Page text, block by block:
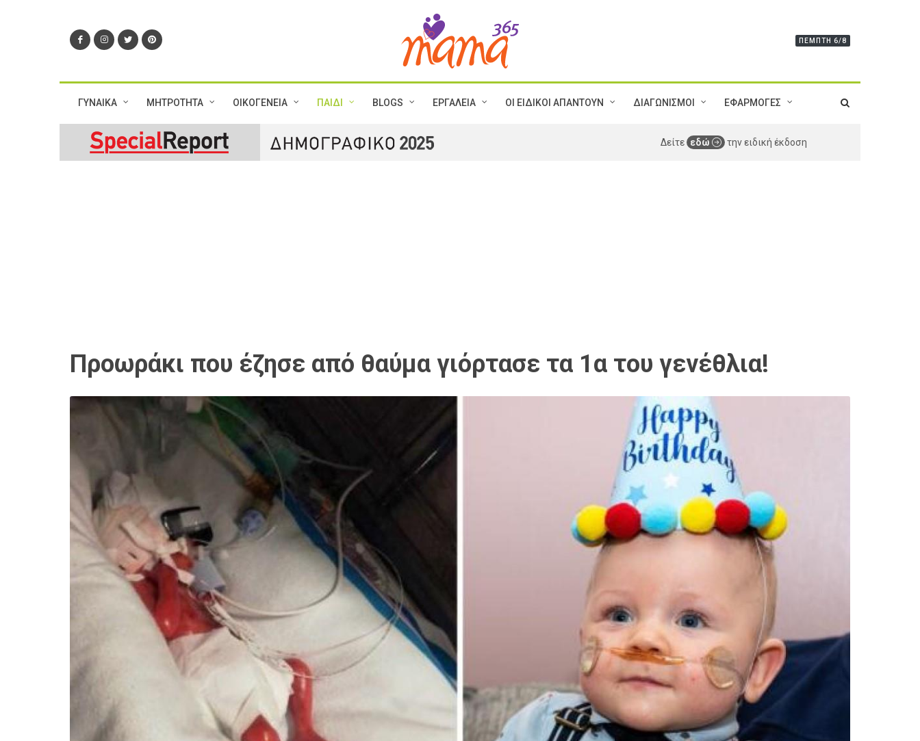
ΠΈΜΠΤΗ 6/8
ΓΥΝΑΙΚΑ ΜΗΤΡΟΤΗΤΑ ΟΙΚΟΓΕΝΕΙΑ ΠΑΙΔΙ BLOGS ΕΡΓΑΛΕΙΑ ΟΙ ΕΙΔΙΚΟΙ ΑΠΑΝΤΟΥΝ ΔΙΑΓΩΝΙΣΜΟΙ ΕΦΑΡΜΟΓΕΣ
Δείτε εδώ την ειδική έκδοση
Προωράκι που έζησε από θαύμα γιόρτασε τα 1α του γενέθλια!